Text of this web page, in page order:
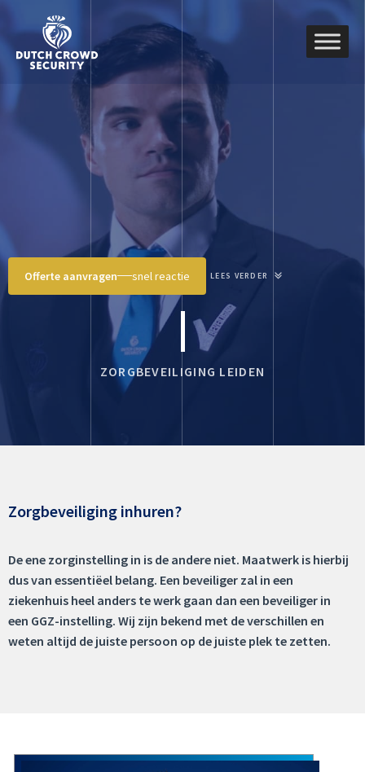
Offerte aanvragen snel reactie LEES VERDER
ZORGBEVEILIGING LEIDEN
Zorgbeveiliging inhuren?
De ene zorginstelling in is de andere niet. Maatwerk is hierbij
dus van essentiëel belang. Een beveiliger zal in een
ziekenhuis heel anders te werk gaan dan een beveiliger in
een GGZ-instelling. Wij zijn bekend met de verschillen en
weten altijd de juiste persoon op de juiste plek te zetten.